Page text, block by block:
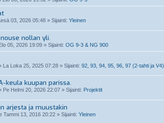
03, 2026 05:48 » Sijainti: Yleinen
nollan yli.
05, 2026 19:09 » Sijainti: OG 9-3 & NG 900
La Loka 25, 2025 07:28 » Sijainti: 92, 93, 94, 95, 96, 97 (2-tahti ja V4)
keula kuupan parissa.
Pe Helmi 20, 2026 22:07 » Sijainti: Projektit
arjesta ja muustakin
Tammi 13, 2016 20:22 » Sijainti: Yleinen